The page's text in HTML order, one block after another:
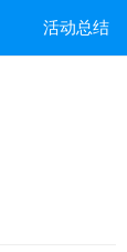
活动总结